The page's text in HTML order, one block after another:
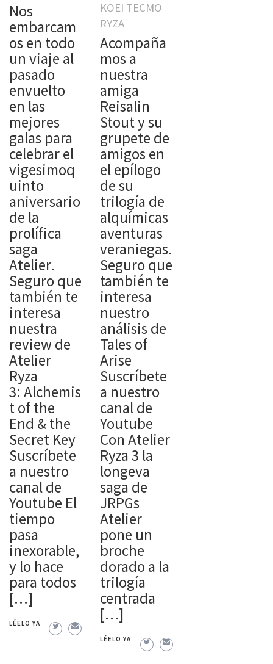
Nos
embarcam
os en todo
un viaje al
pasado
envuelto
en las
mejores
galas para
celebrar el
vigesimoq
uinto
aniversario
de la
prolífica
saga
Atelier.
Seguro que
también te
interesa
nuestra
review de
Atelier
Ryza
3: Alchemis
t of the
End & the
Secret Key
Suscríbete
a nuestro
canal de
Youtube El
tiempo
pasa
inexorable,
y lo hace
para todos
[…]
LÉELO YA
KOEI TECMO
RYZA
Acompaña
mos a
nuestra
amiga
Reisalin
Stout y su
grupete de
amigos en
el epílogo
de su
trilogía de
alquímicas
aventuras
veraniegas.
Seguro que
también te
interesa
nuestro
análisis de
Tales of
Arise
Suscríbete
a nuestro
canal de
Youtube
Con Atelier
Ryza 3 la
longeva
saga de
JRPGs
Atelier
pone un
broche
dorado a la
trilogía
centrada
[…]
LÉELO YA